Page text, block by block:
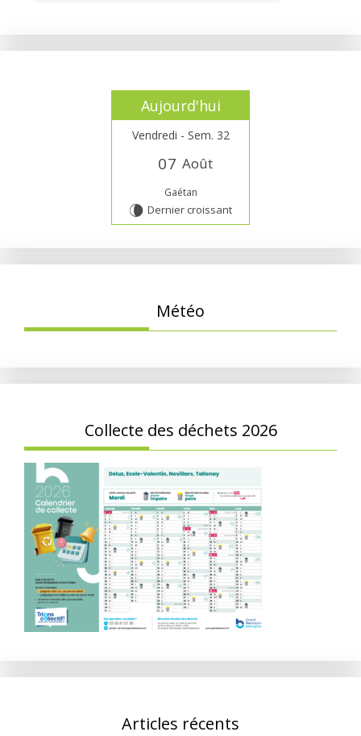
Aujourd'hui
Vendredi - Sem. 32
07 Août
Gaétan
V Dernier croissant
Météo
Collecte des déchets 2026
Articles récents